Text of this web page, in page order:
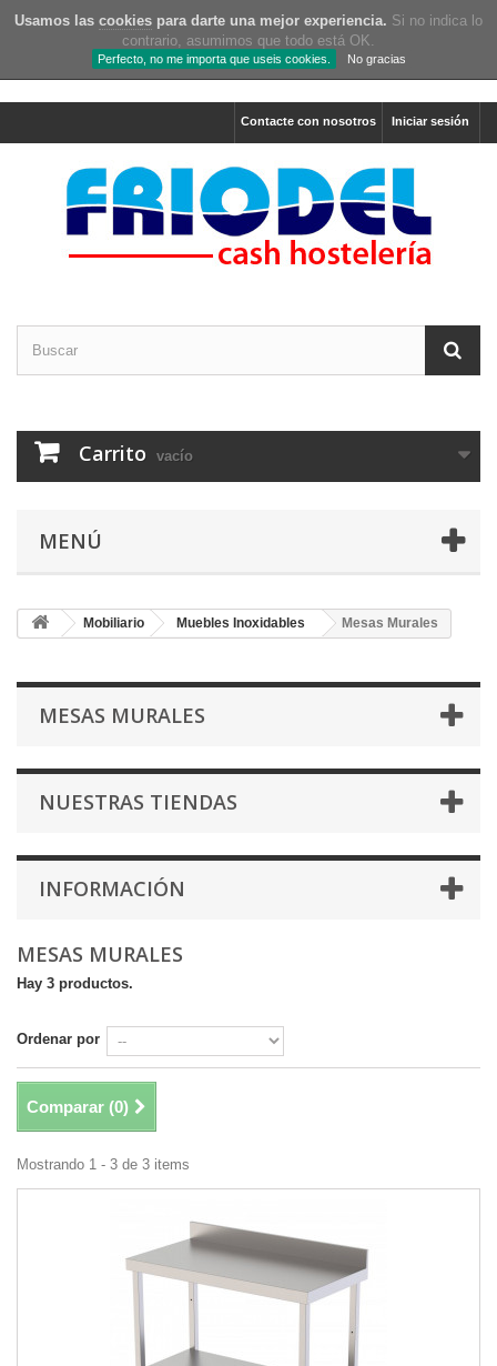
Usamos las cookies para darte una mejor experiencia. Si no indica lo
contrario, asumimos que todo está OK.
Perfecto, no me importa que useis cookies. No gracias
Iniciar sesión
Contacte con nosotros
Carrito vacío
MENÚ
Mobiliario Muebles Inoxidables Mesas Murales
MESAS MURALES
NUESTRAS TIENDAS
INFORMACIÓN
MESAS MURALES
Hay 3 productos.
Ordenar por
Comparar (0)
Mostrando 1 - 3 de 3 items